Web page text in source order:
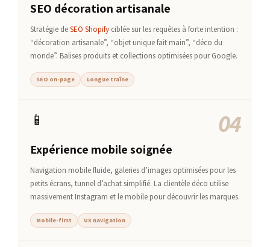
SEO décoration artisanale
Stratégie deSEO Shopify ciblée sur les requêtes à forte intention :
“décoration artisanale”, “objet unique fait main”, “déco du
monde”. Balises produits et collections optimisées pour Google.
SEO on-page Longue traîne
📱 04
Expérience mobile soignée
Navigation mobile fluide, galeries d’images optimisées pour les
petits écrans, tunnel d’achat simplifié. La clientèle déco utilise
massivement Instagram et le mobile pour découvrir les marques.
Mobile-first UX navigation